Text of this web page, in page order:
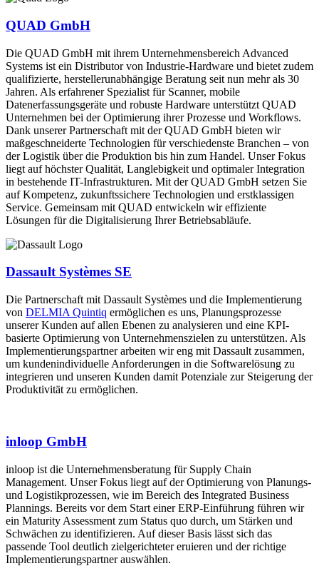
QUAD GmbH
Die QUAD GmbH mit ihrem Unternehmensbereich Advanced
Systems ist ein Distributor von Industrie-Hardware und bietet zudem
qualifizierte, herstellerunabhängige Beratung seit nun mehr als 30
Jahren. Als erfahrener Spezialist für Scanner, mobile
Datenerfassungsgeräte und robuste Hardware unterstützt QUAD
Unternehmen bei der Optimierung ihrer Prozesse und Workflows.
Dank unserer Partnerschaft mit der QUAD GmbH bieten wir
maßgeschneiderte Technologien für verschiedenste Branchen – von
der Logistik über die Produktion bis hin zum Handel. Unser Fokus
liegt auf höchster Qualität, Langlebigkeit und optimaler Integration
in bestehende IT-Infrastrukturen. Mit der QUAD GmbH setzen Sie
auf Kompetenz, zukunftssichere Technologien und erstklassigen
Service. Gemeinsam mit QUAD entwickeln wir effiziente
Lösungen für die Digitalisierung Ihrer Betriebsabläufe.
Dassault Systèmes SE
Die Partnerschaft mit Dassault Systèmes und die Implementierung
von DELMIA Quintiq ermöglichen es uns, Planungsprozesse
unserer Kunden auf allen Ebenen zu analysieren und eine KPI-
basierte Optimierung von Unternehmenszielen zu unterstützen. Als
Implementierungspartner arbeiten wir eng mit Dassault zusammen,
um kundenindividuelle Anforderungen in die Softwarelösung zu
integrieren und unseren Kunden damit Potenziale zur Steigerung der
Produktivität zu ermöglichen.
inloop GmbH
inloop ist die Unternehmensberatung für Supply Chain
Management. Unser Fokus liegt auf der Optimierung von Planungs-
und Logistikprozessen, wie im Bereich des Integrated Business
Plannings. Bereits vor dem Start einer ERP-Einführung führen wir
ein Maturity Assessment zum Status quo durch, um Stärken und
Schwächen zu identifizieren. Auf dieser Basis lässt sich das
passende Tool deutlich zielgerichteter eruieren und der richtige
Implementierungspartner auswählen.